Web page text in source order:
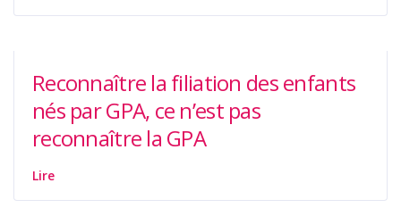
Reconnaître la filiation des enfants
nés par GPA, ce n’est pas
reconnaître la GPA
Lire